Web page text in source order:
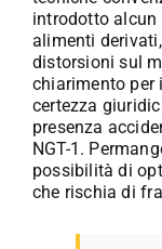
introdotto
alimenti
distorsioni sul
chiarimento per
certezza
presenza
NGT-1.
possibilità di
che rischia di